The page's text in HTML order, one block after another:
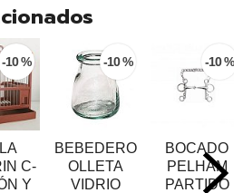
-10 %
C-
Y
-10 %
BEBEDERO
OLLETA
VIDRIO
-10 %
BOCADO
PELHAM
PARTIDO